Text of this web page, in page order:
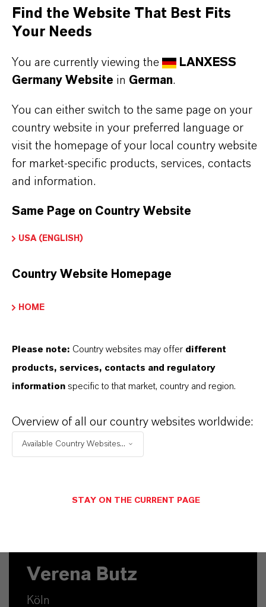
stehen für Zuverlässigkeit, Innovationskraft und
partnerschaftliches Denken. Im Mittelpunkt
Kunden. Unsere Kunden profitieren von
und einem tiefen Verständnis ihrer Märkte. Hier
finden Sie gleich elf überzeugende Gründe, warum
LANXESS der richtige Partner für Ihr Unternehmen
ist.
KUNDINNEN UND KUNDEN!
11 Gründe, warum LANXESS der richtige
Verena Butz
Köln
Find the Website That Best Fits
Your Needs
You are currently viewing the
LANXESS
Germany Website in German.
You can either switch to the same page on your
country website in your preferred language or
visit the homepage of your local country website
for market-specific products, services, contacts
and information.
Same Page on Country Website
USA (ENGLISH)
Country Website Homepage
HOME
Please note: Country websites may offer different
products, services, contacts and regulatory
information specific to that market, country and region.
Overview of all our country websites worldwide:
Available Country Websites...
STAY ON THE CURRENT PAGE